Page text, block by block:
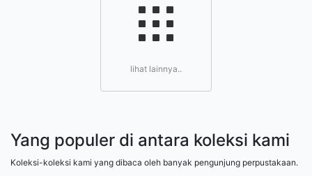
lihat lainnya..
Yang populer di antara koleksi kami
Koleksi-koleksi kami yang dibaca oleh banyak pengunjung perpustakaan.